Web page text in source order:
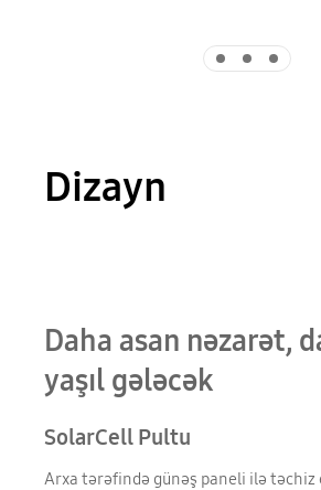
Dizayn
Daha asan nəzarət,
yaşıl gələcək
SolarCell Pultu
Arxa tərəfində günəş paneli ilə təchiz